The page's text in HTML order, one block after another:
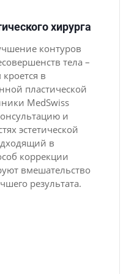
хирурга
контуров
тела –
в
пластической
MedSwiss
и
эстетической
в
коррекции
вмешательство
результата.